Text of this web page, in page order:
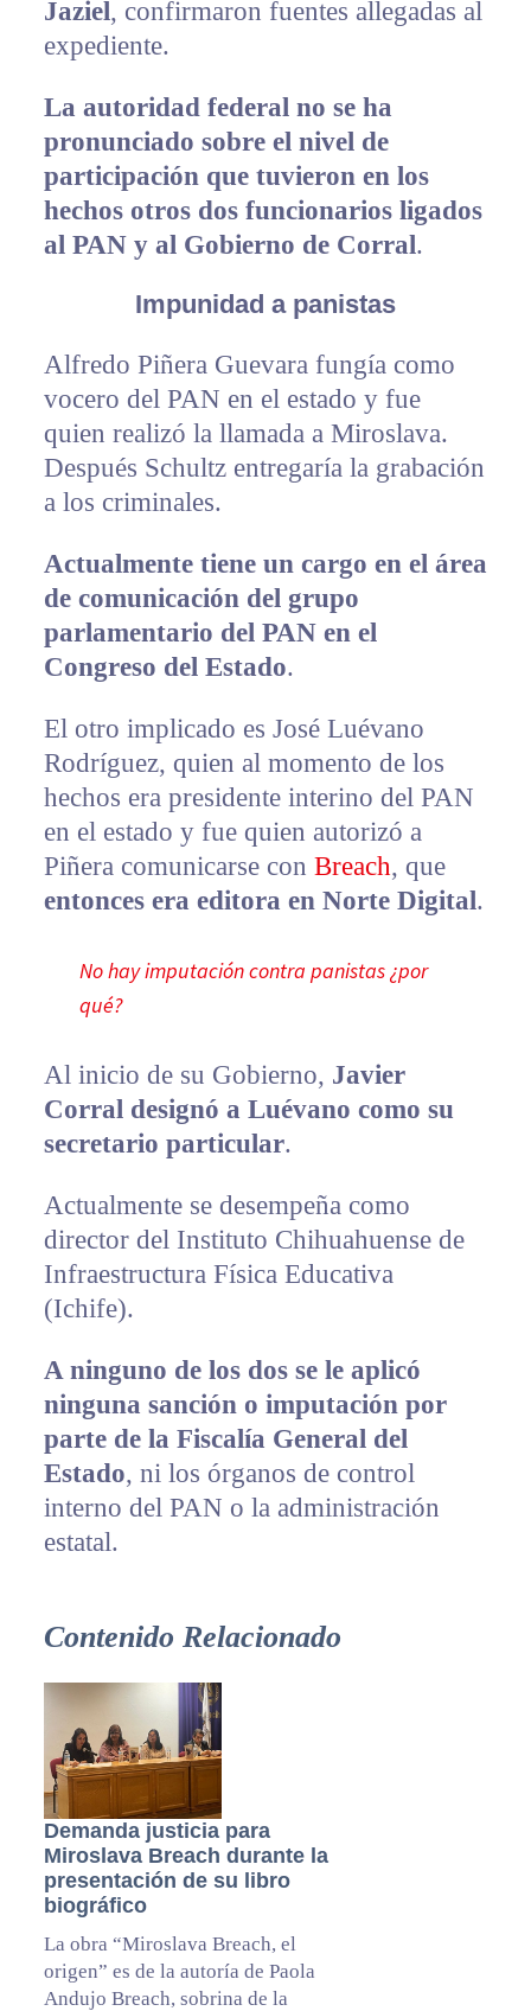
Jaziel, confirmaron fuentes allegadas al
expediente.
La autoridad federal no se ha
pronunciado sobre el nivel de
participación que tuvieron en los
hechos otros dos funcionarios ligados
al PAN y al Gobierno de Corral.
Impunidad a panistas
Alfredo Piñera Guevara fungía como
vocero del PAN en el estado y fue
quien realizó la llamada a Miroslava.
Después Schultz entregaría la grabación
a los criminales.
Actualmente tiene un cargo en el área
de comunicación del grupo
parlamentario del PAN en el
Congreso del Estado.
El otro implicado es José Luévano
Rodríguez, quien al momento de los
hechos era presidente interino del PAN
en el estado y fue quien autorizó a
Piñera comunicarse con Breach, que
entonces era editora en Norte Digital.
No hay imputación contra panistas ¿por
qué?
Al inicio de su Gobierno, Javier
Corral designó a Luévano como su
secretario particular.
Actualmente se desempeña como
director del Instituto Chihuahuense de
Infraestructura Física Educativa
(Ichife).
A ninguno de los dos se le aplicó
ninguna sanción o imputación por
parte de la Fiscalía General del
Estado, ni los órganos de control
interno del PAN o la administración
estatal.
Contenido Relacionado
Demanda justicia para
Miroslava Breach durante la
presentación de su libro
biográfico
La obra “Miroslava Breach, el
origen” es de la autoría de Paola
Andujo Breach, sobrina de la